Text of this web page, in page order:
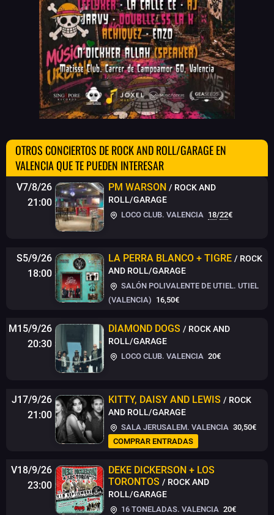
OTROS CONCIERTOS DE ROCK AND ROLL/GARAGE EN
VALENCIA QUE TE PUEDEN INTERESAR
V7/8/26
21:00
PM WARSON / ROCK AND
ROLL/GARAGE
LOCO CLUB. VALENCIA 18/22€
S5/9/26
18:00
LA PERRA BLANCO + TIGRE / ROCK
AND ROLL/GARAGE
SALÓN POLIVALENTE DE UTIEL. UTIEL
(VALENCIA) 16,50€
M15/9/26
20:30
DIAMOND DOGS / ROCK AND
ROLL/GARAGE
LOCO CLUB. VALENCIA 20€
J17/9/26
21:00
KITTY, DAISY AND LEWIS / ROCK
AND ROLL/GARAGE
SALA JERUSALEM. VALENCIA 30,50€
COMPRAR ENTRADAS
V18/9/26
23:00
DEKE DICKERSON + LOS
TORONTOS / ROCK AND
ROLL/GARAGE
16 TONELADAS. VALENCIA 20€